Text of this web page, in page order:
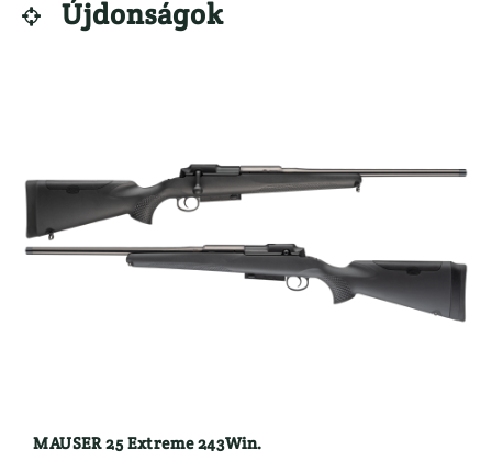
LÁBBELIK
 Újdonságok
MAUSER 25 Extreme 243Win.